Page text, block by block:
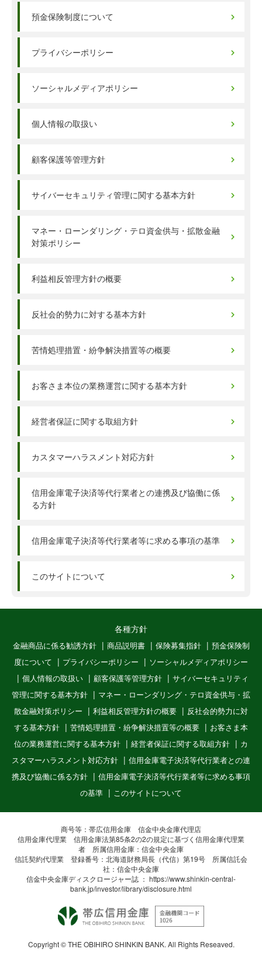
預金保険制度について
プライバシーポリシー
ソーシャルメディアポリシー
個人情報の取扱い
顧客保護等管理方針
サイバーセキュリティ管理に関する基本方針
マネー・ローンダリング・テロ資金供与・拡散金融
対策ポリシー
利益相反管理方針の概要
反社会的勢力に対する基本方針
苦情処理措置・紛争解決措置等の概要
お客さま本位の業務運営に関する基本方針
経営者保証に関する取組方針
カスタマーハラスメント対応方針
信用金庫電子決済等代行業者との連携及び協働に係
る方針
信用金庫電子決済等代行業者等に求める事項の基準
このサイトについて
各種方針
金融商品に係る勧誘方針 商品説明書 保険募集指針
預金保険制
度について
プライバシーポリシー
ソーシャルメディアポリシー
個人情報の取扱い
顧客保護等管理方針
サイバーセキュリティ
管理に関する基本方針
マネー・ローンダリング・テロ資金供与・拡
散金融対策ポリシー
利益相反管理方針の概要
反社会的勢力に対
する基本方針
苦情処理措置・紛争解決措置等の概要
お客さま本
位の業務運営に関する基本方針
経営者保証に関する取組方針
カ
スタマーハラスメント対応方針
信用金庫電子決済等代行業者との連
携及び協働に係る方針
信用金庫電子決済等代行業者等に求める事項
の基準
このサイトについて
商号等：帯広信用金庫 信金中央金庫代理店
信用金庫代理業 信用金庫法第85条2の2の規定に基づく信用金庫代理業
者 所属信用金庫：信金中央金庫
信託契約代理業 登録番号：北海道財務局長（代信）第19号 所属信託会
社：信金中央金庫
信金中央金庫ディスクロージャー誌 ： https://www.shinkin-central-
bank.jp/investor/library/disclosure.html
Copyright © THE OBIHIRO SHINKIN BANK. All Rights Reseaved.